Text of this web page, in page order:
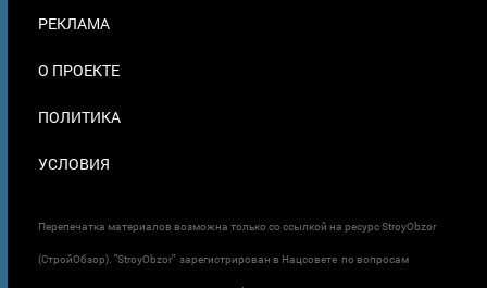
РЕКЛАМА
О ПРОЕКТЕ
ПОЛИТИКА
УСЛОВИЯ
Перепечатка материалов возможна только со ссылкой на ресурс StroyObzor
(СтройОбзор). "StroyObzor" зарегистрирован в Нацсовете по вопросам